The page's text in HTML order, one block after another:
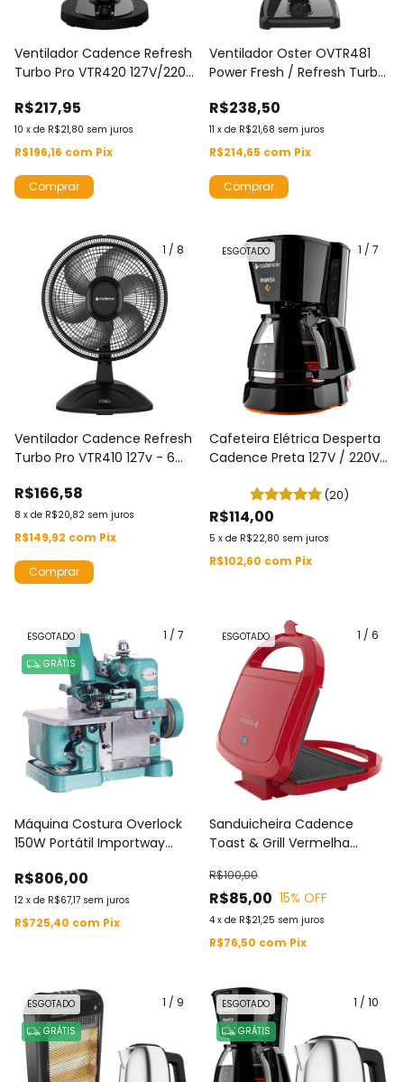
Ventilador Cadence Refresh
Turbo Pro VTR420 127V/220V
Velocidades
R$217,95
10 x de R$21,80 sem juros
R$196,16 com Pix
Comprar
Ventilador Oster OVTR481
Power Fresh / Refresh Turbo
Velocidades
R$238,50
11 x de R$21,68 sem juros
R$214,65 com Pix
1 / 8
Ventilador Cadence Refresh
Turbo Pro VTR410 127v - 6
R$166,58
8 x de R$20,82 sem juros
R$149,92 com Pix
1 / 7
ESGOTADO
Cafeteira Elétrica Desperta
Cadence Preta 127V / 220V
(20)
R$114,00
5 x de R$22,80 sem juros
R$102,60 com Pix
1 / 7
ESGOTADO
GRÁTIS
Máquina Costura Overlock
150W Portátil Importway
INMETRO Kit Acessórios
Acabamento IWMC
R$806,00
12 x de R$67,17 sem juros
R$725,40 com Pix
1 / 6
ESGOTADO
Sanduicheira Cadence
Toast & Grill Vermelha
R$85,00
R$100,00
15% OFF
4 x de R$21,25 sem juros
R$76,50 com Pix
1 / 9
ESGOTADO
GRÁTIS
1 / 10
ESGOTADO
GRÁTIS